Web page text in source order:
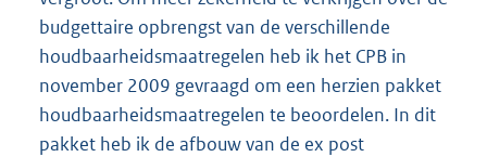
budgettaire opbrengst van de verschillende
houdbaarheidsmaatregelen heb ik het CPB in
november 2009 gevraagd om een herzien pakket
houdbaarheidsmaatregelen te beoordelen. In dit
pakket heb ik de afbouw van de ex post